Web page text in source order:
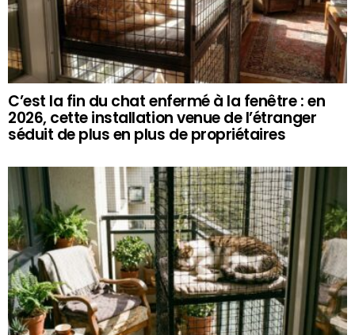
C’est la fin du chat enfermé à la fenêtre : en
2026, cette installation venue de l’étranger
séduit de plus en plus de propriétaires